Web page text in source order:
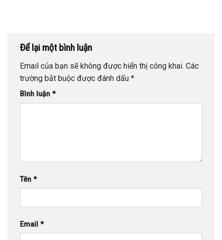
Để lại một bình luận
Email của bạn sẽ không được hiển thị công khai. Các
trường bắt buộc được đánh dấu *
Bình luận *
Tên *
Email *